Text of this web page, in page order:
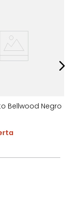
Bellwood Negro